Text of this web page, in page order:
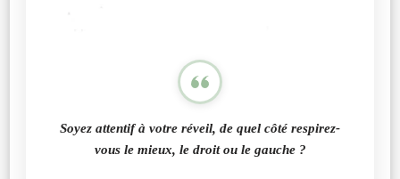
Soyez attentif à votre réveil, de quel côté respirez-
vous le mieux, le droit ou le gauche ?